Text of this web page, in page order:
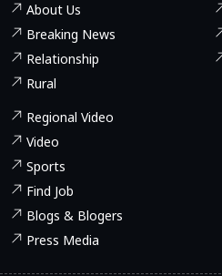
About Us
Breaking News
Relationship
Rural
Regional Video
Video
Sports
Find Job
Blogs & Blogers
Press Media